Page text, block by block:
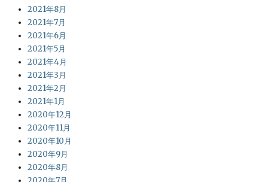
2021年8月
2021年7月
2021年6月
2021年5月
2021年4月
2021年3月
2021年2月
2021年1月
2020年12月
2020年11月
2020年10月
2020年9月
2020年8月